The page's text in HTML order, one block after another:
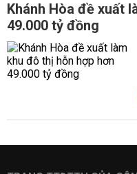
Khánh Hòa đề xuất
49.000 tỷ đồng